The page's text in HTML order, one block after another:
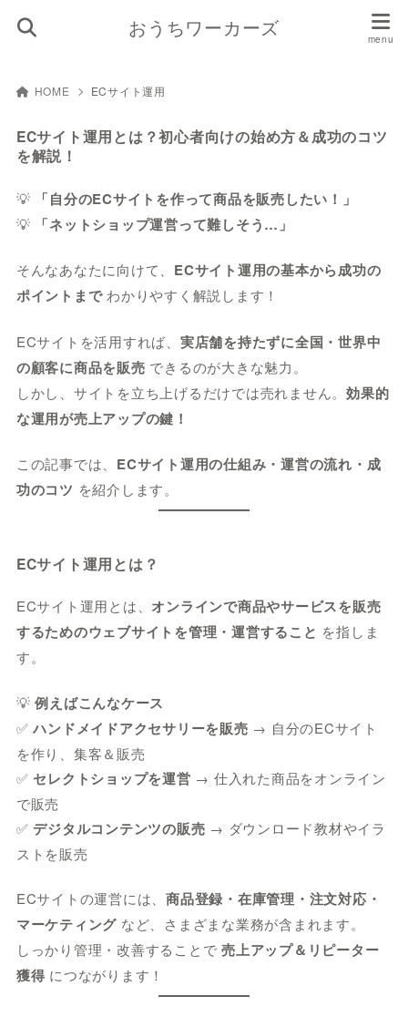
おうちワーカーズ
HOME ECサイト運用
ECサイト運用とは？初心者向けの始め方＆成功のコツ
を解説！
💡 「自分のECサイトを作って商品を販売したい！」
💡 「ネットショップ運営って難しそう…」
そんなあなたに向けて、 ECサイト運用の基本から成功の
ポイントまでわかりやすく解説します！
ECサイトを活用すれば、 実店舗を持たずに全国・世界中
の顧客に商品を販売 できるのが大きな魅力。
しかし、サイトを立ち上げるだけでは売れません。効果的
な運用が売上アップの鍵！
この記事では、 ECサイト運用の仕組み・運営の流れ・成
功のコツ を紹介します。
ECサイト運用とは？
ECサイト運用とは、 オンラインで商品やサービスを販売
するためのウェブサイトを管理・運営すること を指しま
す。
💡例えばこんなケース
✅ハンドメイドアクセサリーを販売 → 自分のECサイト
を作り、集客＆販売
✅ セレクトショップを運営 → 仕入れた商品をオンライン
で販売
✅デジタルコンテンツの販売 → ダウンロード教材やイラ
ストを販売
ECサイトの運営には、商品登録・在庫管理・注文対応・
マーケティング など、さまざまな業務が含まれます。
しっかり管理・改善することで売上アップ＆リピーター
獲得 につながります！